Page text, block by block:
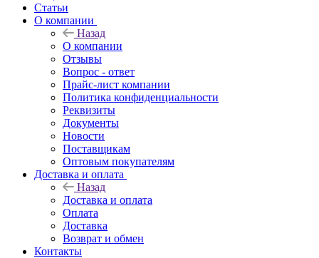
Статьи
О компании
Назад
О компании
Отзывы
Вопрос - ответ
Прайс-лист компании
Политика конфиденциальности
Реквизиты
Документы
Новости
Поставщикам
Оптовым покупателям
Доставка и оплата
Назад
Доставка и оплата
Оплата
Доставка
Возврат и обмен
Контакты